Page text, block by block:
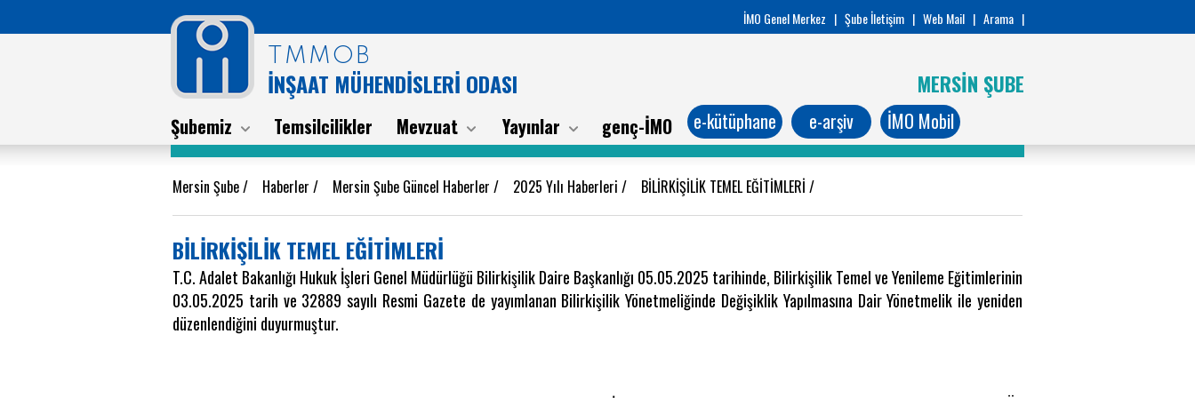
İMO Genel Merkez | Şube İletişim | Web Mail | Arama |
TMMOB
İNŞAAT MÜHENDİSLERİ ODASI MERSİN ŞUBE
Şubemiz Temsilcilikler Mevzuat Yayınlar genç-İMO e-kütüphane e-arşiv İMO Mobil
Mersin Şube/ Haberler / Mersin Şube Güncel Haberler / 2025 Yılı Haberleri / BİLİRKİŞİLİK TEMEL EĞİTİMLERİ /
BİLİRKİŞİLİK TEMEL EĞİTİMLERİ
T.C. Adalet Bakanlığı Hukuk İşleri Genel Müdürlüğü Bilirkişilik Daire Başkanlığı 05.05.2025 tarihinde, Bilirkişilik Temel ve Yenileme Eğitimlerinin
03.05.2025 tarih ve 32889 sayılı Resmi Gazete de yayımlanan Bilirkişilik Yönetmeliğinde Değişiklik Yapılmasına Dair Yönetmelik ile yeniden
düzenlendiğini duyurmuştur.